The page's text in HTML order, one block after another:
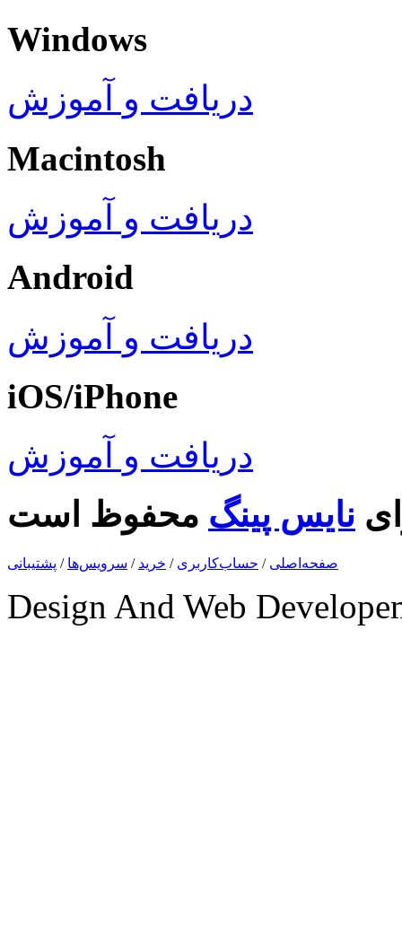
Windows
دریافت و آموزش
Macintosh
دریافت و آموزش
Android
دریافت و آموزش
iOS/iPhone
دریافت و آموزش
نایس پینگ
صفحه‌اصلی / حساب‌کاربری / خرید / سرویس‌ها / پشتیبانی
Design And Web